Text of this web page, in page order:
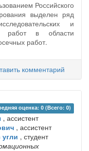
Российского
выделен ряд
и
работ в области
работ.
комментарий
оценка: 0 (Всего: 0)
, ассистент
, ассистент
, студент